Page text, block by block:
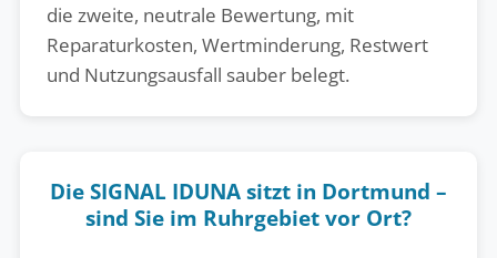
die zweite, neutrale Bewertung, mit
Reparaturkosten, Wertminderung, Restwert
und Nutzungsausfall sauber belegt.
Die SIGNAL IDUNA sitzt in Dortmund –
sind Sie im Ruhrgebiet vor Ort?